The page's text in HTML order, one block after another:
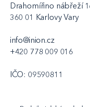
Drahomířino nábřeží
360 01 Karlovy Vary
info@inion.cz
+420 778 009 016
IČO: 09590811